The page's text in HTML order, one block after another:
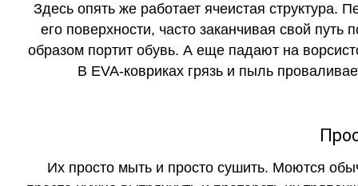
Здесь опять же работает ячеистая структура.
его поверхности, часто заканчивая свой
образом портит обувь. А еще падают на
В EVA-ковриках грязь и пыль
Их просто мыть и просто сушить. Моются